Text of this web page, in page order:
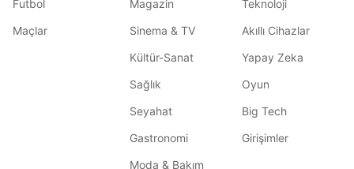
Futbol
Maçlar
Magazin
Sinema & TV
Kültür-Sanat
Sağlık
Seyahat
Gastronomi
Moda & Bakım
Teknoloji
Akıllı Cihazlar
Yapay Zeka
Oyun
Big Tech
Girişimler